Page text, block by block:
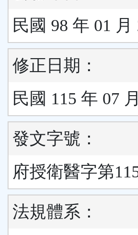
民國 98 年 01 月
修正日期：
民國 115 年 07
發文字號：
府授衛醫字第
法規體系：